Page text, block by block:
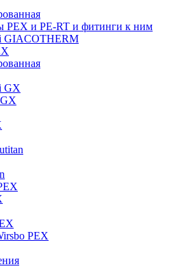
PEX и PE-RT и фитинги к ним
GIACOTHERM
GX
PEX